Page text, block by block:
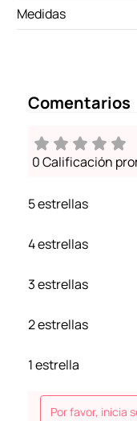
Medidas
Comentarios
0 Calificación
5 estrellas
4 estrellas
3 estrellas
2 estrellas
1 estrella
Por favor, inicia